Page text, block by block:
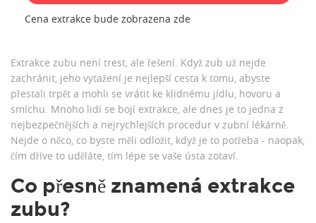
Cena extrakce bude zobrazena zde
Extrakce zubu není trest, ale řešení. Když zub už nejde
zachránit, jeho vytažení je nejlepší cesta k tomu, abyste
přestali trpět a mohli se vrátit ke klidnému jídlu, hovoru a
smíchu. Mnoho lidí se bojí extrakce, ale dnes je to jedna z
nejbezpečnějších a nejrychlejších procedur v zubní lékárně.
Nejde o něco, co byste měli odložit, když je to potřeba - naopak,
čím dříve to uděláte, tím lépe se vaše ústa zotaví.
Co přesně znamená extrakce
zubu?